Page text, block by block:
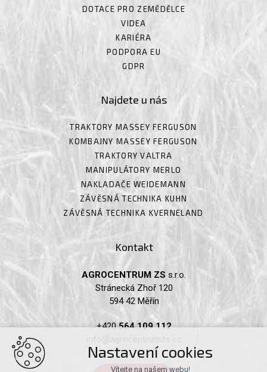
DOTACE PRO ZEMĚDĚLCE
VIDEA
KARIÉRA
PODPORA EU
GDPR
Najdete u nás
TRAKTORY MASSEY FERGUSON
KOMBAJNY MASSEY FERGUSON
TRAKTORY VALTRA
MANIPULÁTORY MERLO
NAKLADAČE WEIDEMANN
ZÁVĚSNÁ TECHNIKA KUHN
ZÁVĚSNÁ TECHNIKA KVERNELAND
Kontakt
AGROCENTRUM ZS s.r.o.
Stránecká Zhoř 120
594 42 Měřín
+420564 109 112
Nastavení cookies
Vítejte na našem webu!